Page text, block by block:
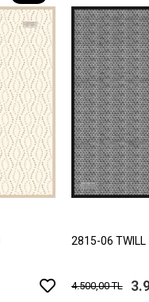
2815-06 TWILL
4.500,00 TL